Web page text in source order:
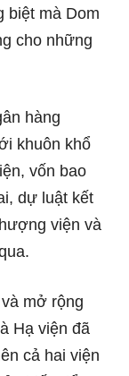
biệt mà Dom
cho những
hàng
khuôn khổ
vốn bao
dự luật kết
viện và
mở rộng
Hạ viện đã
cả hai viện